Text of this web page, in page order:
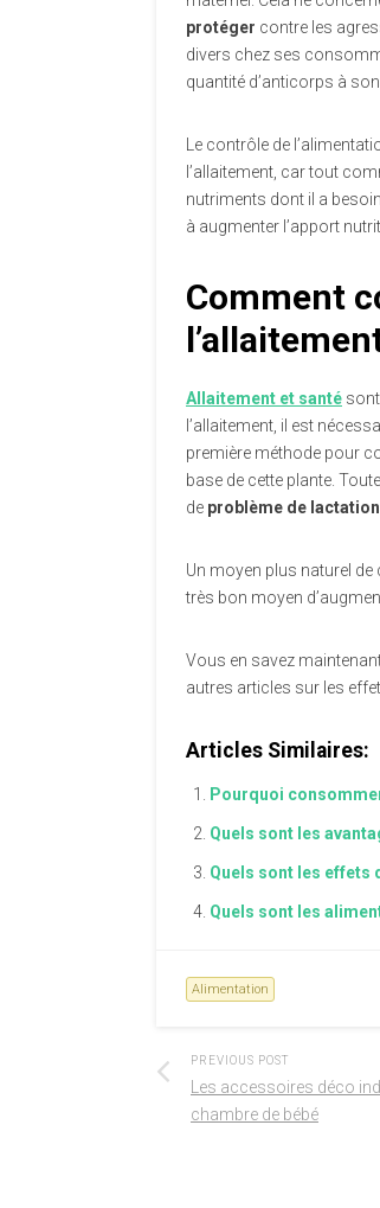
protéger contre les
divers chez ses
quantité d’anticorps à
Le contrôle de
l’allaitement, car tout
nutriments dont il a
à augmenter l’apport
Comment
Allaitement et santé
l’allaitement, il est
première méthode pour
base de cette plante.
de problème de
Un moyen plus naturel
très bon moyen
Vous en savez
autres articles sur les
Articles Similaires:
Pourquoi
Quels sont les
Quels sont les effets
Quels sont les
Alimentation
PREVIOUS POST
Les accessoires déco
chambre de bébé